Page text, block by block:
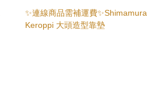
✨連線商品需補運費✨Shimamura
Keroppi 大頭造型靠墊